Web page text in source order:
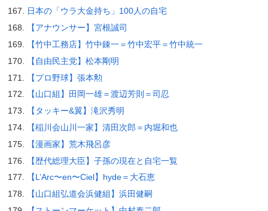
日本の「ウラ大金持ち」100人の自宅
【アナウンサー】宮根誠司
【竹中工務店】竹中錬一＝竹中宏平＝竹中統一
【自由民主党】松本剛明
【プロ野球】張本勲
【山口組】田岡一雄＝渡辺芳則＝司忍
【タッキー&翼】滝沢秀明
【稲川会山川一家】清田次郎＝内堀和也
【漫画家】荒木飛呂彦
【歴代総理大臣】子孫の現在と自宅一覧
【L’Arc〜en〜Ciel】hyde＝大石恵
【山口組弘道会浜健組】浜田健嗣